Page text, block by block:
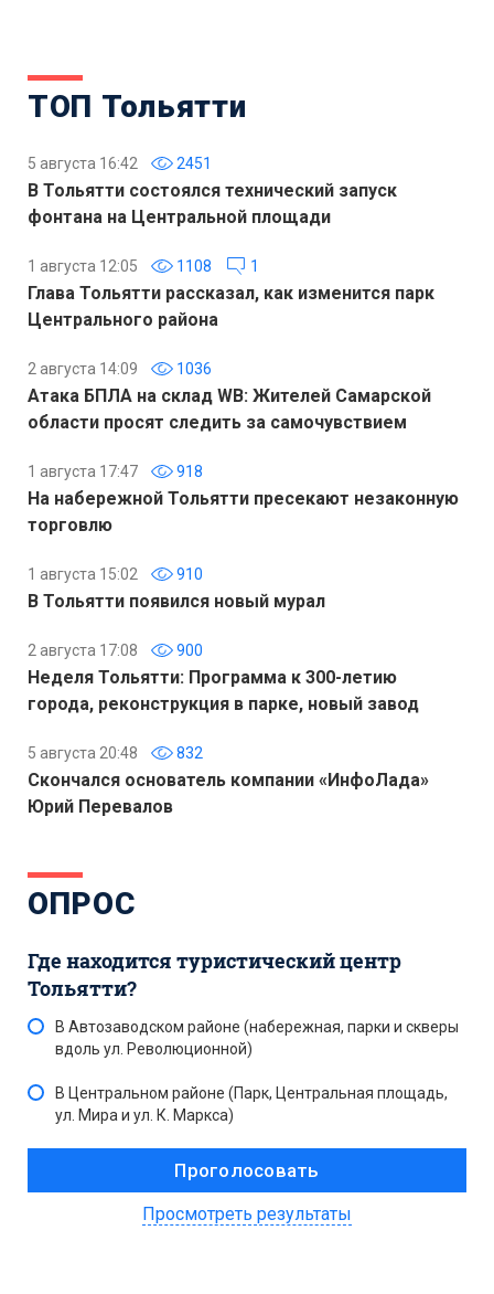
ТОП Тольятти
5 августа 16:42 2451
В Тольятти состоялся технический запуск
фонтана на Центральной площади
1 августа 12:05 1108 1
Глава Тольятти рассказал, как изменится парк
Центрального района
2 августа 14:09 1036
Атака БПЛА на склад WB: Жителей Самарской
области просят следить за самочувствием
1 августа 17:47 918
На набережной Тольятти пресекают незаконную
торговлю
1 августа 15:02 910
В Тольятти появился новый мурал
2 августа 17:08 900
Неделя Тольятти: Программа к 300-летию
города, реконструкция в парке, новый завод
5 августа 20:48 832
Скончался основатель компании «ИнфоЛада»
Юрий Перевалов
ОПРОС
Где находится туристический центр
Тольятти?
В Автозаводском районе (набережная, парки и скверы
вдоль ул. Революционной)
В Центральном районе (Парк, Центральная площадь,
ул. Мира и ул. К. Маркса)
Просмотреть результаты